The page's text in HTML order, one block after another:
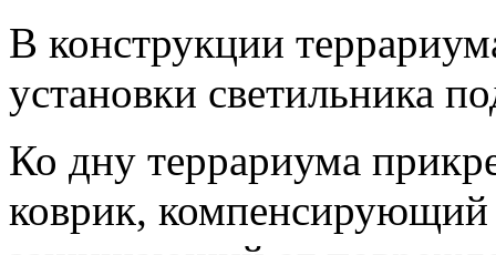
В конструкции
установки светильника
Ко дну террариума
коврик, компенсирующий